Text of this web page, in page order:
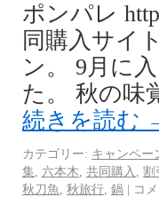
ポンパレ
同購入サイ
ン。 9月に
た。 秋の味
続きを読む
カテゴリー: キャンペー
集
六本木 共同購入 割
秋刀魚
秋旅行 鍋 | コ